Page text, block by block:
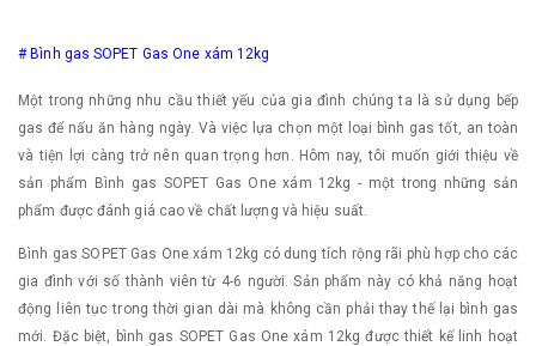
# Bình gas SOPET Gas One xám 12kg
Một trong những nhu cầu thiết yếu của gia đình chúng ta là sử dụng bếp
gas để nấu ăn hàng ngày. Và việc lựa chọn một loại bình gas tốt, an toàn
và tiện lợi càng trở nên quan trọng hơn. Hôm nay, tôi muốn giới thiệu về
sản phẩm Bình gas SOPET Gas One xám 12kg - một trong những sản
phẩm được đánh giá cao về chất lượng và hiệu suất.
Bình gas SOPET Gas One xám 12kg có dung tích rộng rãi phù hợp cho các
gia đình với số thành viên từ 4-6 người. Sản phẩm này có khả năng hoạt
động liên tục trong thời gian dài mà không cần phải thay thế lại bình gas
mới. Đặc biệt, bình gas SOPET Gas One xám 12kg được thiết kế linh hoạt